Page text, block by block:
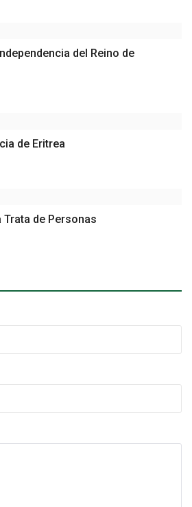
del Reino de
de Eritrea
de Personas